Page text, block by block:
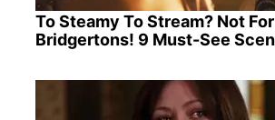
To Steamy To Stream? Not
Bridgertons! 9 Must-See